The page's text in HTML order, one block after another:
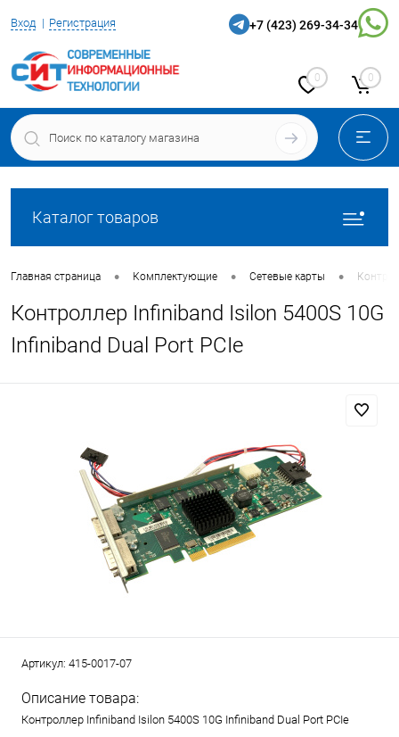
Вход Регистрация +7 (423) 269-34-34
0 0
Каталог товаров
Главная страница • Комплектующие • Сетевые карты •
Контроллер Infiniband Isilon 5400S 10G
Infiniband Dual Port PCIe
Артикул: 415-0017-07
Описание товара:
Контроллер Infiniband Isilon 5400S 10G Infiniband Dual Port PCIe